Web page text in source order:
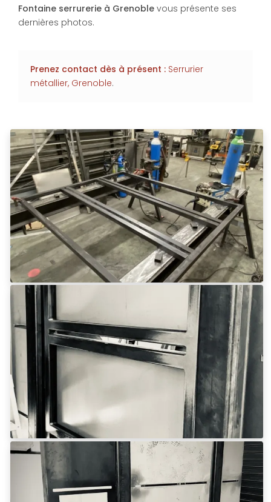
Fontaine serrurerie à Grenoble vous présente ses
dernières photos.
Prenez contact dès à présent : Serrurier
métallier, Grenoble.